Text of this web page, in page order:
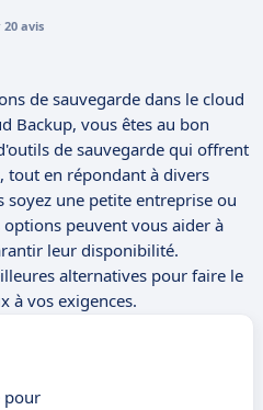
20 avis
de sauvegarde dans le cloud
Backup, vous êtes au bon
de sauvegarde qui offrent
tout en répondant à divers
soyez une petite entreprise ou
peuvent vous aider à
leur disponibilité.
alternatives pour faire le
à vos exigences.
pour